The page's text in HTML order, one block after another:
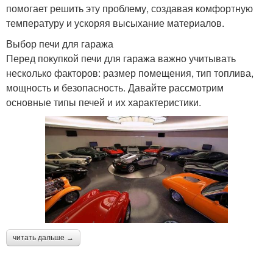
помогает решить эту проблему, создавая комфортную
температуру и ускоряя высыхание материалов.
Выбор печи для гаража
Перед покупкой печи для гаража важно учитывать
несколько факторов: размер помещения, тип топлива,
мощность и безопасность. Давайте рассмотрим
основные типы печей и их характеристики.
читать дальше →